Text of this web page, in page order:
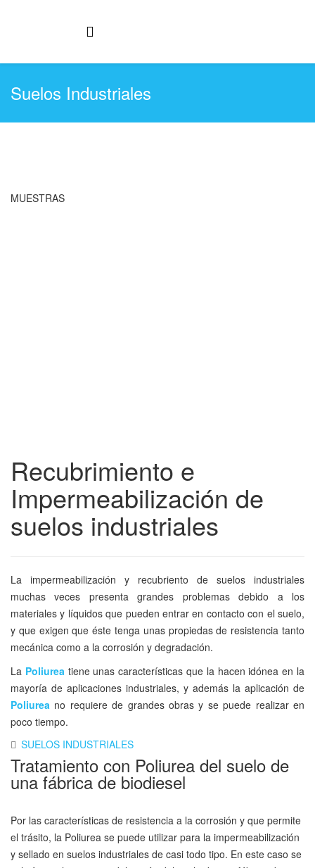
Suelos Industriales
MUESTRAS
Recubrimiento e
Impermeabilización de
suelos industriales
La impermeabilización y recubriento de suelos industriales
muchas veces presenta grandes problemas debido a los
materiales y líquidos que pueden entrar en contacto con el suelo,
y que exigen que éste tenga unas propiedas de resistencia tanto
mecánica como a la corrosión y degradación.
La Poliureatiene unas características que la hacen idónea en la
mayoría de aplicaciones industriales, y además la aplicación de
Poliurea no requiere de grandes obras y se puede realizar en
poco tiempo.
SUELOS INDUSTRIALES
Tratamiento con Poliurea del suelo de
una fábrica de biodiesel
Por las características de resistencia a la corrosión y que permite
el trásito, la Poliurea se puede utilizar para la impermeabilización
y sellado en suelos industriales de casi todo tipo. En este caso se